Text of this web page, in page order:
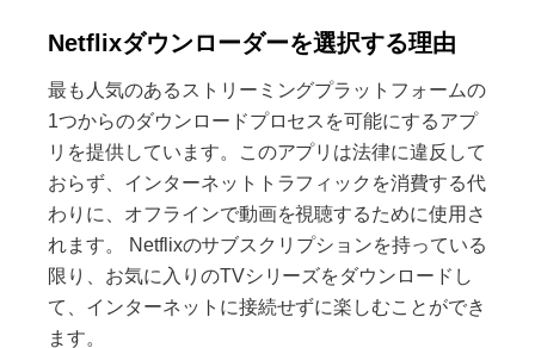
Netflixダウンローダーを選択する理由
最も人気のあるストリーミングプラットフォームの
1つからのダウンロードプロセスを可能にするアプ
リを提供しています。このアプリは法律に違反して
おらず、インターネットトラフィックを消費する代
わりに、オフラインで動画を視聴するために使用さ
れます。 Netflixのサブスクリプションを持っている
限り、お気に入りのTVシリーズをダウンロードし
て、インターネットに接続せずに楽しむことができ
ます。